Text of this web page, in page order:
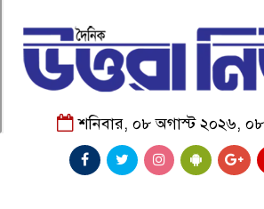
শনিবার, ০৮ অগাস্ট ২০২৬,